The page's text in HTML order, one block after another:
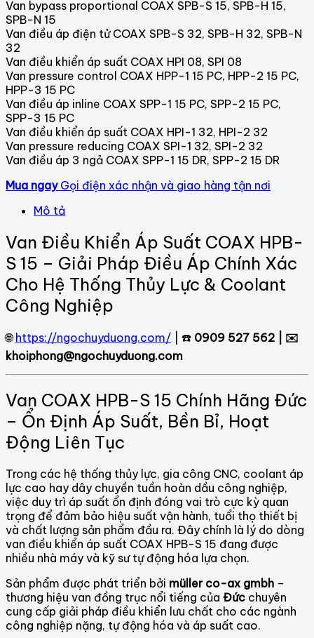
Van bypass proportional COAX SPB-S 15, SPB-H 15,
SPB-N 15
Van điều áp điện tử COAX SPB-S 32, SPB-H 32, SPB-N
32
Van điều khiển áp suất COAX HPI 08, SPI 08
Van pressure control COAX HPP-1 15 PC, HPP-2 15 PC,
HPP-3 15 PC
Van điều áp inline COAX SPP-1 15 PC, SPP-2 15 PC,
SPP-3 15 PC
Van điều khiển áp suất COAX HPI-1 32, HPI-2 32
Van pressure reducing COAX SPI-1 32, SPI-2 32
Van điều áp 3 ngả COAX SPP-1 15 DR, SPP-2 15 DR
Mua ngay Gọi điện xác nhận và giao hàng tận nơi
Mô tả
Van Điều Khiển Áp Suất COAX HPB-
S 15 – Giải Pháp Điều Áp Chính Xác
Cho Hệ Thống Thủy Lực & Coolant
Công Nghiệp
🌐https://ngochuyduong.com/ | ☎️ 0909 527 562 | ✉️
khoiphong@ngochuyduong.com
Van COAX HPB-S 15 Chính Hãng Đức
– Ổn Định Áp Suất, Bền Bỉ, Hoạt
Động Liên Tục
Trong các hệ thống thủy lực, gia công CNC, coolant áp
lực cao hay dây chuyền tuần hoàn dầu công nghiệp,
việc duy trì áp suất ổn định đóng vai trò cực kỳ quan
trọng để đảm bảo hiệu suất vận hành, tuổi thọ thiết bị
và chất lượng sản phẩm đầu ra. Đây chính là lý do dòng
van điều khiển áp suất COAX HPB-S 15 đang được
nhiều nhà máy và kỹ sư tự động hóa lựa chọn.
Sản phẩm được phát triển bởi müller co-ax gmbh –
thương hiệu van đồng trục nổi tiếng của Đức chuyên
cung cấp giải pháp điều khiển lưu chất cho các ngành
công nghiệp nặng, tự động hóa và áp suất cao.